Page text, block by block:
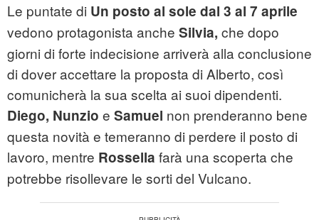
Le puntate di Un posto al sole dal 3 al 7 aprile
vedono protagonista anche Silvia, che dopo
giorni di forte indecisione arriverà alla conclusione
di dover accettare la proposta di Alberto, così
comunicherà la sua scelta ai suoi dipendenti.
Diego, Nunzio e Samuel non prenderanno bene
questa novità e temeranno di perdere il posto di
lavoro, mentre Rossella farà una scoperta che
potrebbe risollevare le sorti del Vulcano.